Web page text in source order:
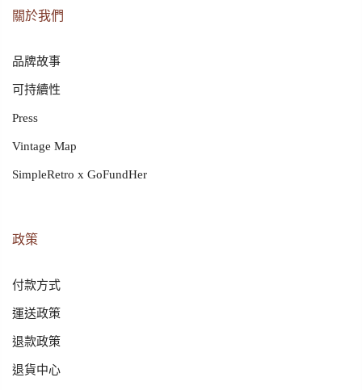
關於我們
品牌故事
可持續性
Press
Vintage Map
SimpleRetro x GoFundHer
政策
付款方式
運送政策
退款政策
退貨中心